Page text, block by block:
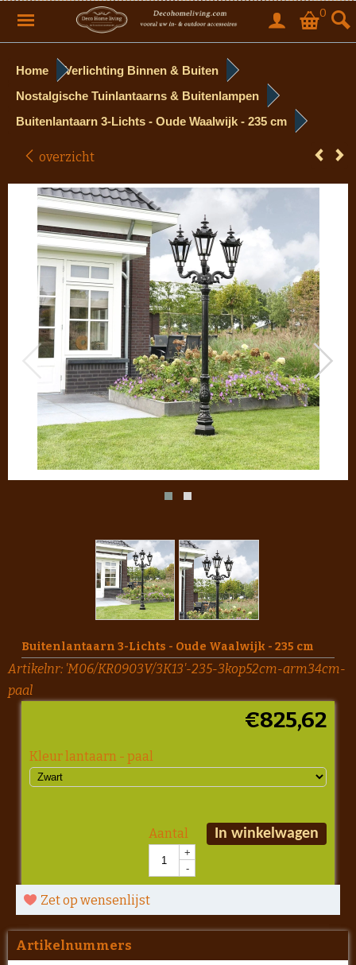
0
Home
Verlichting Binnen & Buiten
Nostalgische Tuinlantaarns & Buitenlampen
Buitenlantaarn 3-Lichts - Oude Waalwijk - 235 cm
overzicht
Buitenlantaarn 3-Lichts - Oude Waalwijk - 235 cm
Artikelnr: 'M06/KR0903V/3K13'-235-3kop52cm-arm34cm-
paal
€825,62
Kleur lantaarn - paal
Aantal
+
-
In winkelwagen
Zet op wensenlijst
Artikelnummers